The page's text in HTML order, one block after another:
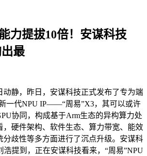
力提拔10倍！安谋科技
最
静，昨日，安谋科技正式发布了专为端
一代NPU IP——“周易”X3，其可以或许
协同，构成基于Arm生态的异构算力处
，硬件架构、软件生态、算力带宽、能效
分歧性等多方面进行了沉点升级。安谋科
浩提到，正在安谋科技看来，“周易”NPU